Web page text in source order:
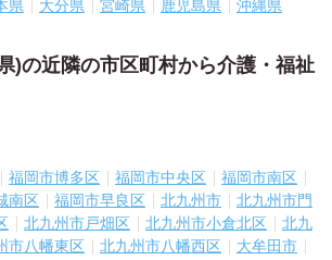
県 大分県 宮崎県 鹿児島県 沖縄県
)の近隣の市区町村から介護・福祉
福岡市博多区 福岡市中央区
福岡市南区
南区 福岡市早良区 北九州市
北九州市門
北九州市戸畑区 北九州市小倉北区
北九
市八幡東区 北九州市八幡西区
大牟田市